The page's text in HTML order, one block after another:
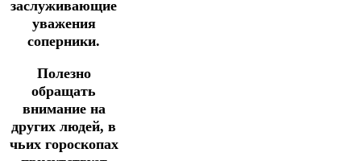
заслуживающие
уважения
соперники.
Полезно
обращать
внимание на
других людей, в
чьих гороскопах